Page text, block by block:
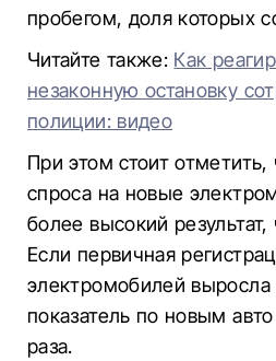
пробегом, доля которых
Читайте также: Как
незаконную остановку
полиции: видео
При этом стоит отметить,
спроса на новые
более высокий
Если первичная
электромобилей выросла
показатель по новым
раза.